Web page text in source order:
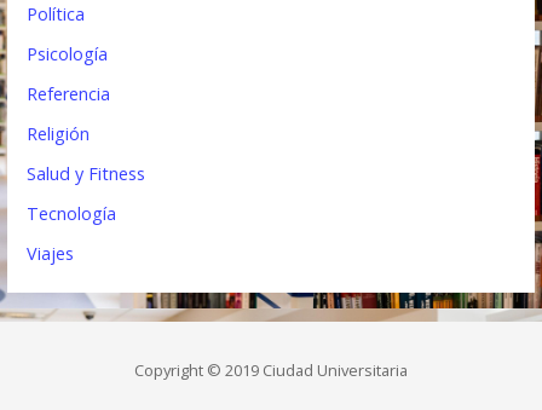
Política
Psicología
Referencia
Religión
Salud y Fitness
Tecnología
Viajes
Copyright © 2019 Ciudad Universitaria